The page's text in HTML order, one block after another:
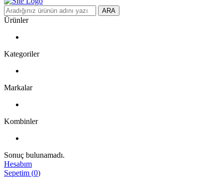
ARA
Ürünler
Kategoriler
Markalar
Kombinler
Sonuç bulunamadı.
Hesabım
Sepetim (0)